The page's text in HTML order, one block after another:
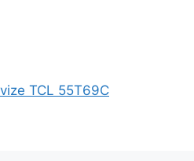
TCL 55T69C